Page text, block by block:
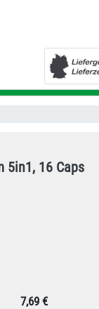
5in1, 16 Caps
7,69 €